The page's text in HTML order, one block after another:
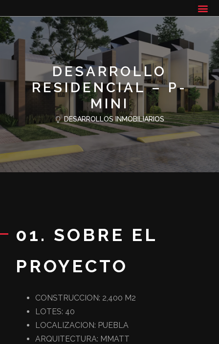
DESARROLLO
RESIDENCIAL – P-
MINI
DESARROLLOS INMOBILIARIOS
01. SOBRE EL
PROYECTO
CONSTRUCCION: 2,400 M2
LOTES: 40
LOCALIZACION: PUEBLA
ARQUITECTURA: MMATT